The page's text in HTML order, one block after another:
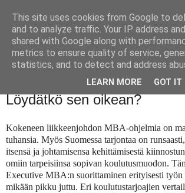
Löydätkö sen oikean?
Kokeneen liikkeenjohdon MBA-ohjelmia on
tuhansia. Myös Suomessa tarjontaa on
itsensä ja johtamisensa kehittämisestä
omiin tarpeisiinsa sopivan koulutusmuodon.
Executive MBA:n suorittaminen erityisesti työn
mikään pikku juttu. Eri koulutustarjoajien
This site uses cookies from Google to
and to analyze traffic. Your IP address
shared with Google along with
metrics to ensure quality of service,
statistics, and to detect and address
LEARN MORE GOT IT